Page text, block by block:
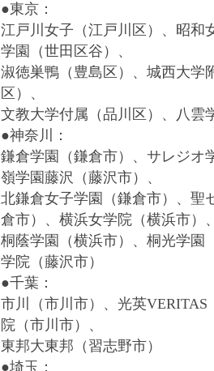
●東京：
江戸川女子（江戸川区）、昭和
学園（世田区谷）、
淑徳巣鴨（豊島区）、城西大学
区）、
文教大学付属（品川区）、八雲
●神奈川：
鎌倉学園（鎌倉市）、サレジオ
嶺学園藤沢（藤沢市）、
北鎌倉女子学園（鎌倉市）、聖
倉市）、横浜女学院（横浜市）
桐蔭学園（横浜市）、桐光学園
学院（藤沢市）
●千葉：
市川（市川市）、光英
院（市川市）、
東邦大東邦（習志野市）
●埼玉：